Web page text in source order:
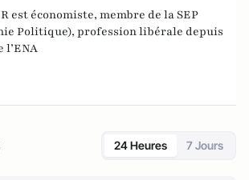
est économiste, membre de la SEP
Politique), profession libérale depuis
l’ENA
24 Heures 7 Jours